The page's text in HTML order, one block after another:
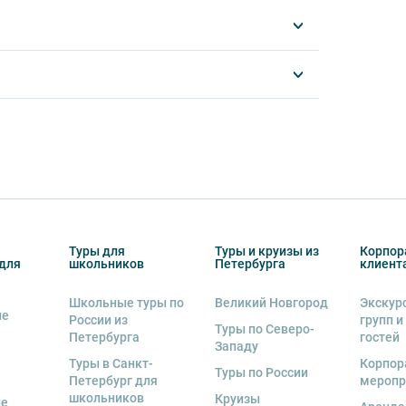
ознакомьтесь с правилами,
и безопасным.
запрещается:
воды,
не разговаривайте громко, не мешайте
использования мобильных устройств
ремни безопасности и
за несоблюдение правил и
В случае порчи автобусного
Туры для
школьников
Школьные туры по
России из
Петербурга
Туры в Санкт-
Петербург для
школьников
Туры и круизы из
Петербурга
Великий Новгород
Туры по Северо-
Западу
Туры по России
Круизы
групп
гостей